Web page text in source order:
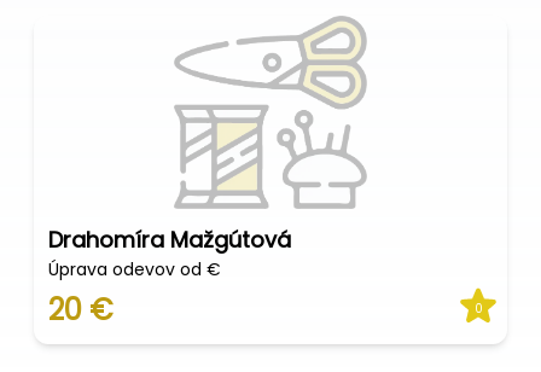
Drahomíra Mažgútová
Úprava odevov od €
20 € 0